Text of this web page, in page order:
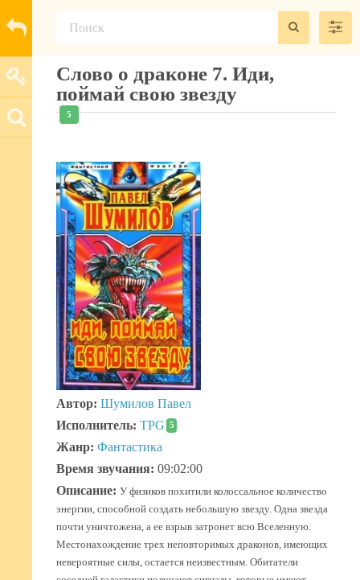
Слово о драконе 7. Иди,
поймай свою звезду
5
Автор: Шумилов Павел
Исполнитель: TPG 5
Жанр: Фантастика
Время звучания: 09:02:00
Описание: У физиков похитили колоссальное количество
энергии, способной создать небольшую звезду. Одна звезда
почти уничтожена, а ее взрыв затронет всю Вселенную.
Местонахождение трех неповторимых драконов, имеющих
невероятные силы, остается неизвестным. Обитатели